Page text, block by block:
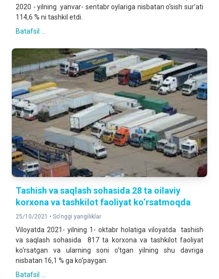
2020 - yilning yanvar- sentabr oylariga nisbatan o‘sish sur’ati
114,6 % ni tashkil etdi.
Batafsil ...
Tashish va saqlash sohasida 28 ta oilaviy
korxona va tashkilot faoliyat ko‘rsatmoqda
25/10/2021 • So'nggi yangiliklar
Viloyatda 2021- yilning 1- oktabr holatiga viloyatda tashish
va saqlash sohasida 817 ta korxona va tashkilot faoliyat
ko‘rsatgan va ularning soni o‘tgan yilning shu davriga
nisbatan 16,1 % ga ko‘paygan.
Batafsil ...